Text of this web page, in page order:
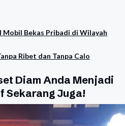
Mobil Bekas Pribadi di Wilayah
Ribet dan Tanpa Calo
Diam Anda Menjadi
Sekarang Juga!